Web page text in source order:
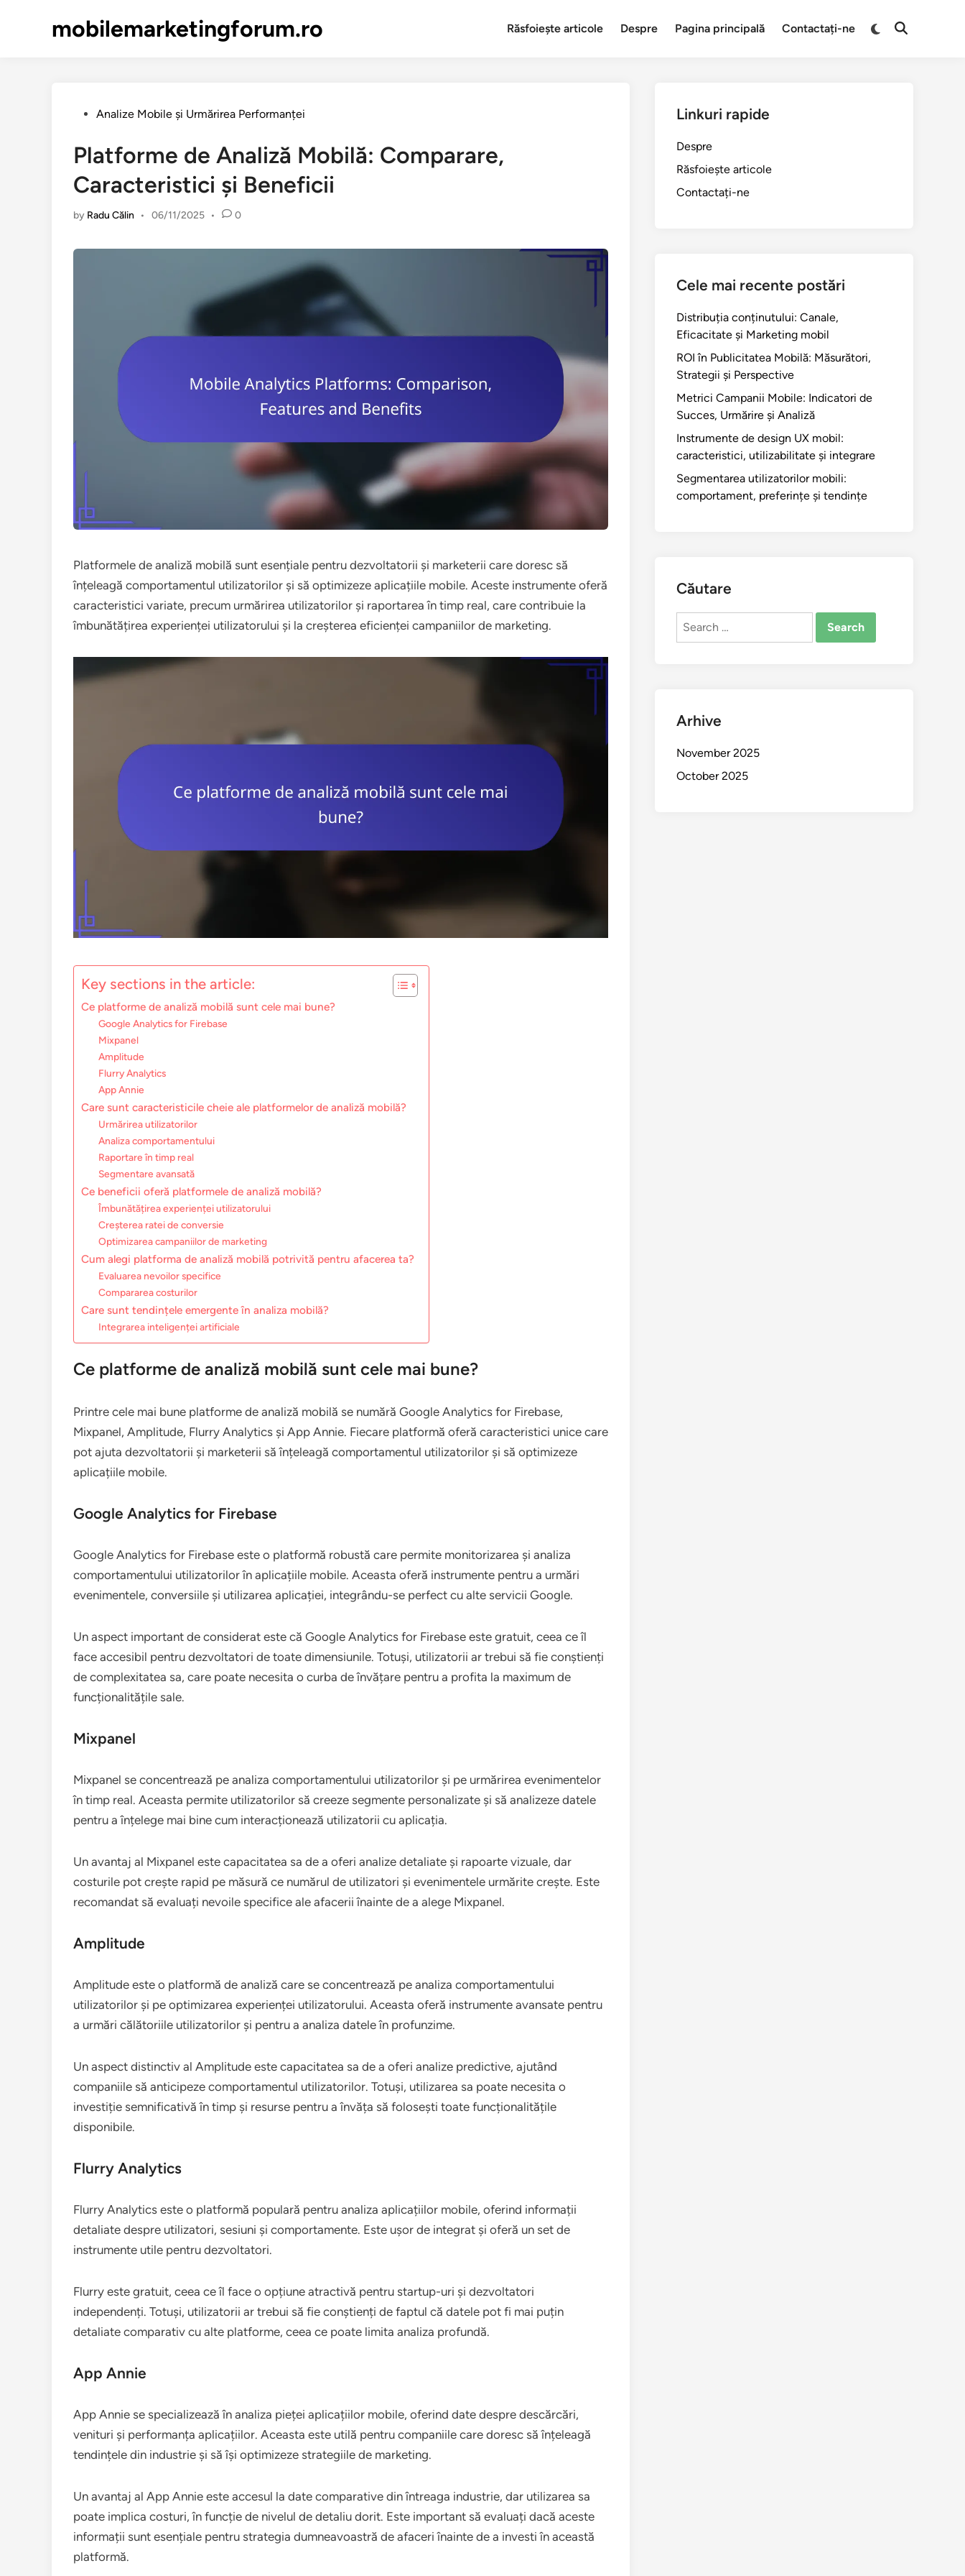
mobilemarketingforum.ro Răsfoiește articole Despre Pagina principală Contactați-ne
Switch
Open
PostedAnalize Mobile și Urmărirea Performanței
Platforme de Analiză Mobilă: Comparare,
Caracteristici și Beneficii
by Radu Călin • 06/11/2025 • 0
Platformele de analiză mobilă sunt esențiale pentru dezvoltatorii și marketerii care doresc să
înțeleagă comportamentul utilizatorilor și să optimizeze aplicațiile mobile. Aceste instrumente oferă
caracteristici variate, precum urmărirea utilizatorilor și raportarea în timp real, care contribuie la
îmbunătățirea experienței utilizatorului și la creșterea eficienței campaniilor de marketing.
Key sections in the article:
Ce platforme de analiză mobilă sunt cele mai bune?
Google Analytics for Firebase
Mixpanel
Amplitude
Flurry Analytics
App Annie
Care sunt caracteristicile cheie ale platformelor de analiză mobilă?
Urmărirea utilizatorilor
Analiza comportamentului
Raportare în timp real
Segmentare avansată
Ce beneficii oferă platformele de analiză mobilă?
Îmbunătățirea experienței utilizatorului
Creșterea ratei de conversie
Optimizarea campaniilor de marketing
Cum alegi platforma de analiză mobilă potrivită pentru afacerea ta?
Evaluarea nevoilor specifice
Compararea costurilor
Care sunt tendințele emergente în analiza mobilă?
Integrarea inteligenței artificiale
Ce platforme de analiză mobilă sunt cele mai bune?
Printre cele mai bune platforme de analiză mobilă se numără Google Analytics for Firebase,
Mixpanel, Amplitude, Flurry Analytics și App Annie. Fiecare platformă oferă caracteristici unice care
pot ajuta dezvoltatorii și marketerii să înțeleagă comportamentul utilizatorilor și să optimizeze
aplicațiile mobile.
Google Analytics for Firebase
Google Analytics for Firebase este o platformă robustă care permite monitorizarea și analiza
comportamentului utilizatorilor în aplicațiile mobile. Aceasta oferă instrumente pentru a urmări
evenimentele, conversiile și utilizarea aplicației, integrându-se perfect cu alte servicii Google.
Un aspect important de considerat este că Google Analytics for Firebase este gratuit, ceea ce îl
face accesibil pentru dezvoltatori de toate dimensiunile. Totuși, utilizatorii ar trebui să fie conștienți
de complexitatea sa, care poate necesita o curba de învățare pentru a profita la maximum de
funcționalitățile sale.
Mixpanel
Mixpanel se concentrează pe analiza comportamentului utilizatorilor și pe urmărirea evenimentelor
în timp real. Aceasta permite utilizatorilor să creeze segmente personalizate și să analizeze datele
pentru a înțelege mai bine cum interacționează utilizatorii cu aplicația.
Un avantaj al Mixpanel este capacitatea sa de a oferi analize detaliate și rapoarte vizuale, dar
costurile pot crește rapid pe măsură ce numărul de utilizatori și evenimentele urmărite crește. Este
recomandat să evaluați nevoile specifice ale afacerii înainte de a alege Mixpanel.
Amplitude
Amplitude este o platformă de analiză care se concentrează pe analiza comportamentului
utilizatorilor și pe optimizarea experienței utilizatorului. Aceasta oferă instrumente avansate pentru
a urmări călătoriile utilizatorilor și pentru a analiza datele în profunzime.
Un aspect distinctiv al Amplitude este capacitatea sa de a oferi analize predictive, ajutând
companiile să anticipeze comportamentul utilizatorilor. Totuși, utilizarea sa poate necesita o
investiție semnificativă în timp și resurse pentru a învăța să folosești toate funcționalitățile
disponibile.
Flurry Analytics
Flurry Analytics este o platformă populară pentru analiza aplicațiilor mobile, oferind informații
detaliate despre utilizatori, sesiuni și comportamente. Este ușor de integrat și oferă un set de
instrumente utile pentru dezvoltatori.
Flurry este gratuit, ceea ce îl face o opțiune atractivă pentru startup-uri și dezvoltatori
independenți. Totuși, utilizatorii ar trebui să fie conștienți de faptul că datele pot fi mai puțin
detaliate comparativ cu alte platforme, ceea ce poate limita analiza profundă.
App Annie
App Annie se specializează în analiza pieței aplicațiilor mobile, oferind date despre descărcări,
venituri și performanța aplicațiilor. Aceasta este utilă pentru companiile care doresc să înțeleagă
tendințele din industrie și să își optimizeze strategiile de marketing.
Un avantaj al App Annie este accesul la date comparative din întreaga industrie, dar utilizarea sa
poate implica costuri, în funcție de nivelul de detaliu dorit. Este important să evaluați dacă aceste
informații sunt esențiale pentru strategia dumneavoastră de afaceri înainte de a investi în această
platformă.
Linkuri rapide
Despre
Răsfoiește articole
Contactați-ne
Cele mai recente postări
Distribuția conținutului: Canale,
Eficacitate și Marketing mobil
ROI în Publicitatea Mobilă: Măsurători,
Strategii și Perspective
Metrici Campanii Mobile: Indicatori de
Succes, Urmărire și Analiză
Instrumente de design UX mobil:
caracteristici, utilizabilitate și integrare
Segmentarea utilizatorilor mobili:
comportament, preferințe și tendințe
Căutare
Search
Arhive
November 2025
October 2025